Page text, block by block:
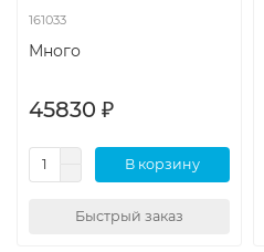
161033
Много
45830 ₽
В корзину
Быстрый заказ